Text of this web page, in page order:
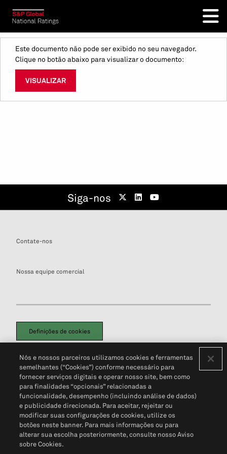
Este documento não pode ser exibido no seu navegador.
Clique no botão abaixo para visualizar o documento:
VISUALIZAR
Siga-nos
Contate-nos
Nossa equipe comercial
Definições de cookies
Política de PrivacidadePortal de privacidade do cliente (em inglês)
Não Venda Minhas Informações Pessoais© 2026 S&P Global
Nós e nossos parceiros utilizamos cookies e ferramentas
semelhantes (“Cookies”) conforme necessário para
fornecer serviços digitais e operar nosso site, bem como
para finalidades “opcionais” relacionadas a
funcionalidade, desempenho (incluindo análise de dados)
e publicidade direcionada. Para aceitar, rejeitar ou
modificar suas configurações de cookies, utilize os
botões neste banner. Para mais informações ou para
alterar sua escolha posteriormente, consulte nosso Aviso
sobre Cookies.